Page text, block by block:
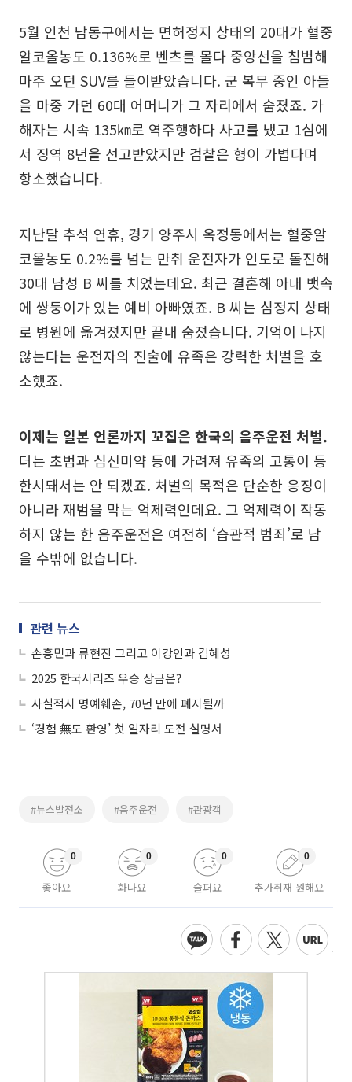
5월 인천 남동구에서는 면허정지 상태의 20대가 혈중
알코올농도 0.136%로 벤츠를 몰다 중앙선을 침범해
마주 오던 SUV를 들이받았습니다. 군 복무 중인 아들
을 마중 가던 60대 어머니가 그 자리에서 숨졌죠. 가
해자는 시속 135㎞로 역주행하다 사고를 냈고 1심에
서 징역 8년을 선고받았지만 검찰은 형이 가볍다며
항소했습니다.
지난달 추석 연휴, 경기 양주시 옥정동에서는 혈중알
코올농도 0.2%를 넘는 만취 운전자가 인도로 돌진해
30대 남성 B 씨를 치었는데요. 최근 결혼해 아내 뱃속
에 쌍둥이가 있는 예비 아빠였죠. B 씨는 심정지 상태
로 병원에 옮겨졌지만 끝내 숨졌습니다. 기억이 나지
않는다는 운전자의 진술에 유족은 강력한 처벌을 호
소했죠.
이제는 일본 언론까지 꼬집은 한국의 음주운전 처벌.
더는 초범과 심신미약 등에 가려져 유족의 고통이 등
한시돼서는 안 되겠죠. 처벌의 목적은 단순한 응징이
아니라 재범을 막는 억제력인데요. 그 억제력이 작동
하지 않는 한 음주운전은 여전히 ‘습관적 범죄’로 남
을 수밖에 없습니다.
관련 뉴스
손흥민과 류현진 그리고 이강인과 김혜성
2025 한국시리즈 우승 상금은?
사실적시 명예훼손, 70년 만에 폐지될까
‘경험 無도 환영’ 첫 일자리 도전 설명서
#뉴스발전소 #음주운전 #관광객
좋아요
0
화나요
0
슬퍼요
0
추가취재 원해요
0